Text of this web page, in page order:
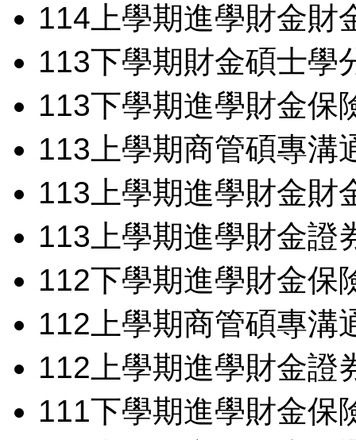
114 上學期進學財金財
113下學期財金碩士學
113下學期進學財金保
113 上學期商管碩專溝
113 上學期進學財金財
113 上學期進學財金證
112下學期進學財金保
112 上學期商管碩專溝
112 上學期進學財金證
111下學期進學財金保